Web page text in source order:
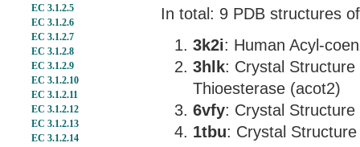
EC 3.1.2.5
EC 3.1.2.6
EC 3.1.2.7
EC 3.1.2.8
EC 3.1.2.9
EC 3.1.2.10
EC 3.1.2.11
EC 3.1.2.12
EC 3.1.2.13
EC 3.1.2.14
In total: 9 PDB structures
3k2i: Human Acyl-
3hlk: Crystal
Thioesterase (acot2)
6vfy: Crystal
1tbu: Crystal